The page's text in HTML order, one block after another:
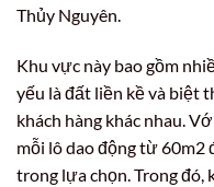
Thủy Nguyên.
Khu vực này bao gồm
yếu là đất liền kề và biệt
khách hàng khác nhau.
mỗi lô dao động từ 60m2
trong lựa chọn. Trong đó,